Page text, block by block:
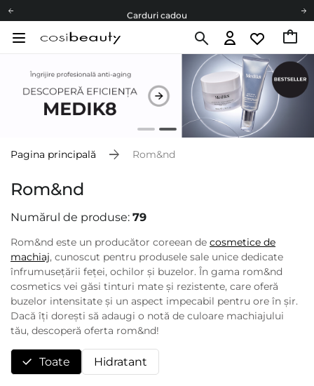
Carduri cadou
Livrare mai ieftină pentru comenzile de la 150 RON!
Carduri cadou
Livrare mai ieftină pentru comenzile de la 150 RON!
Pagina principală Rom&nd
Rom&nd
Numărul de produse: 79
Rom&nd este un producător coreean de cosmetice de
machiaj, cunoscut pentru produsele sale unice dedicate
înfrumusețării feței, ochilor și buzelor. În gama rom&nd
cosmetics vei găsi tinturi mate și rezistente, care oferă
buzelor intensitate și un aspect impecabil pentru ore în șir.
Dacă îți dorești să adaugi o notă de culoare machiajului
tău, descoperă oferta rom&nd!
Toate Hidratant